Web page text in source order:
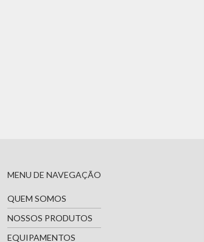
MENU DE NAVEGAÇÃO
QUEM SOMOS
NOSSOS PRODUTOS
EQUIPAMENTOS